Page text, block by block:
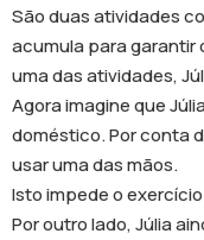
São duas atividades
acumula para garantir
uma das atividades,
Agora imagine que
doméstico. Por conta
usar uma das mãos.
Isto impede o
Por outro lado, Júlia